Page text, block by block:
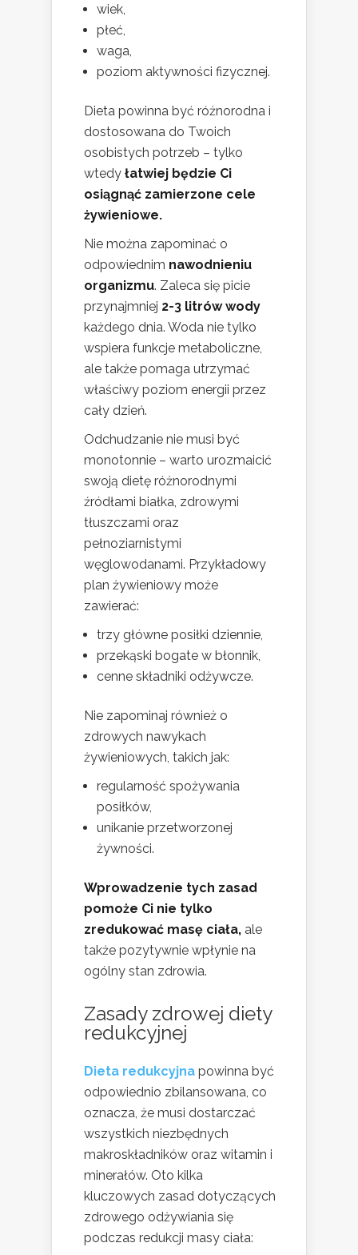
wiek,
płeć,
waga,
poziom aktywności fizycznej.
Dieta powinna być różnorodna i
dostosowana do Twoich
osobistych potrzeb – tylko
wtedy łatwiej będzie Ci
osiągnąć zamierzone cele
żywieniowe.
Nie można zapominać o
odpowiednim nawodnieniu
organizmu. Zaleca się picie
przynajmniej 2-3 litrów wody
każdego dnia. Woda nie tylko
wspiera funkcje metaboliczne,
ale także pomaga utrzymać
właściwy poziom energii przez
cały dzień.
Odchudzanie nie musi być
monotonnie – warto urozmaicić
swoją dietę różnorodnymi
źródłami białka, zdrowymi
tłuszczami oraz
pełnoziarnistymi
węglowodanami. Przykładowy
plan żywieniowy może
zawierać:
trzy główne posiłki dziennie,
przekąski bogate w błonnik,
cenne składniki odżywcze.
Nie zapominaj również o
zdrowych nawykach
żywieniowych, takich jak:
regularność spożywania
posiłków,
unikanie przetworzonej
żywności.
Wprowadzenie tych zasad
pomoże Ci nie tylko
zredukować masę ciała, ale
także pozytywnie wpłynie na
ogólny stan zdrowia.
Zasady zdrowej diety
redukcyjnej
Dieta redukcyjna powinna być
odpowiednio zbilansowana, co
oznacza, że musi dostarczać
wszystkich niezbędnych
makroskładników oraz witamin i
minerałów. Oto kilka
kluczowych zasad dotyczących
zdrowego odżywiania się
podczas redukcji masy ciała: